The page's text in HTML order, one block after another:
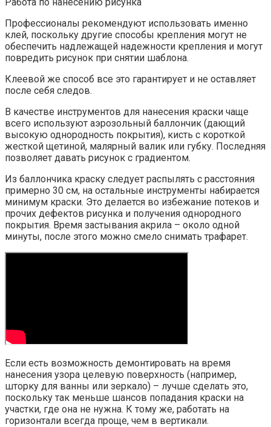
Профессионалы рекомендуют использовать именно
клей, поскольку другие способы крепления могут не
обеспечить надлежащей надежности крепления и могут
повредить рисунок при снятии шаблона.
Клеевой же способ все это гарантирует и не оставляет
после себя следов.
В качестве инструментов для нанесения краски чаще
всего используют аэрозольный баллончик (дающий
высокую однородность покрытия), кисть с короткой
жесткой щетиной, малярный валик или губку. Последняя
позволяет давать рисунок с градиентом.
Из баллончика краску следует распылять с расстояния
примерно 30 см, на остальные инструменты набирается
минимум краски. Это делается во избежание потеков и
прочих дефектов рисунка и получения однородного
покрытия. Время застывания акрила – около одной
минуты, после этого можно смело снимать трафарет.
Если есть возможность демонтировать на время
нанесения узора целевую поверхность (например,
шторку для ванны или зеркало) – лучше сделать это,
поскольку так меньше шансов попадания краски на
участки, где она не нужна. К тому же, работать на
горизонтали всегда проще, чем в вертикали.